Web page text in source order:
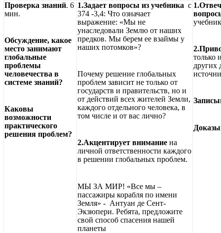
Проверка знаний. 6
мин.
Обсуждение, какое
место занимают
глобальные
проблемы
человечества в
системе знаний?
Каковы
возможности
практического
решения проблем?
1.Задает вопросы из учебника с
374 -3,4: Что означает
выражение: «Мы не
унаследовали Землю от наших
предков. Мы берем ее взаймы у
наших потомков»?
Почему решение глобальных
проблем зависит не только от
государств и правительств, но и
от действий всех жителей Земли,
каждого отдельного человека, в
том числе и от вас лично?
2.Акцентирует внимание на
личной ответственности каждого
в решении глобальных проблем.
МЫ ЗА МИР! «Все мы –
пассажиры корабля по имени
Земля» - Антуан де Сент-
Экзюпери. Ребята, предложите
свой способ спасения нашей
планеты
только
других